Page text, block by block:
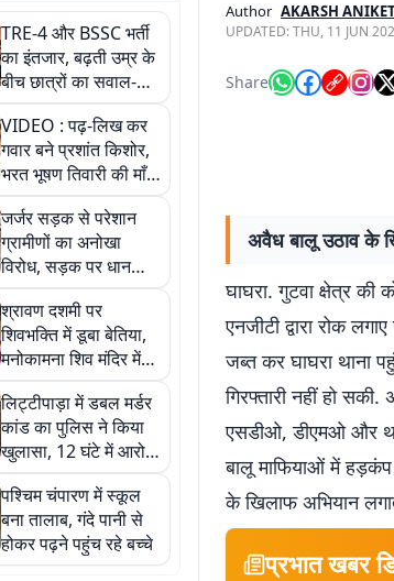
TRE-4 और BSSC भर्ती
का इंतजार, बढ़ती उम्र के
बीच छात्रों का सवाल-
आखिर कब आएगी बहाली?
देखें वीडियो
VIDEO : पढ़-लिख कर
गवार बने प्रशांत किशोर,
भरत भूषण तिवारी की माँ ने
कहा नहीं थी उम्मीद, बेटा
था तो किसी को बोलने की
नहीं थी हिम्मत
जर्जर सड़क से परेशान
ग्रामीणों का अनोखा
विरोध, सड़क पर धान
रोपकर और खाद डालकर
जताया आक्रोश
श्रावण दशमी पर
शिवभक्ति में डूबा बेतिया,
मनोकामना शिव मंदिर में
हुआ भव्य श्रृंगार
लिट्टीपाड़ा में डबल मर्डर
कांड का पुलिस ने किया
खुलासा, 12 घंटे में आरोपी
गिरफ्तार
पश्चिम चंपारण में स्कूल
बना तालाब, गंदे पानी से
होकर पढ़ने पहुंच रहे बच्चे
Author AKARSH
UPDATED:THU, 11 JUN
Share
अवैध बालू उठाव के
घाघरा. गुटवा क्षेत्र की
एनजीटी द्वारा रोक
जब्त कर घाघरा थाना
गिरफ्तारी नहीं हो
एसडीओ, डीएमओ और
बालू माफियाओं में
के खिलाफ अभियान
प्रभात खबर